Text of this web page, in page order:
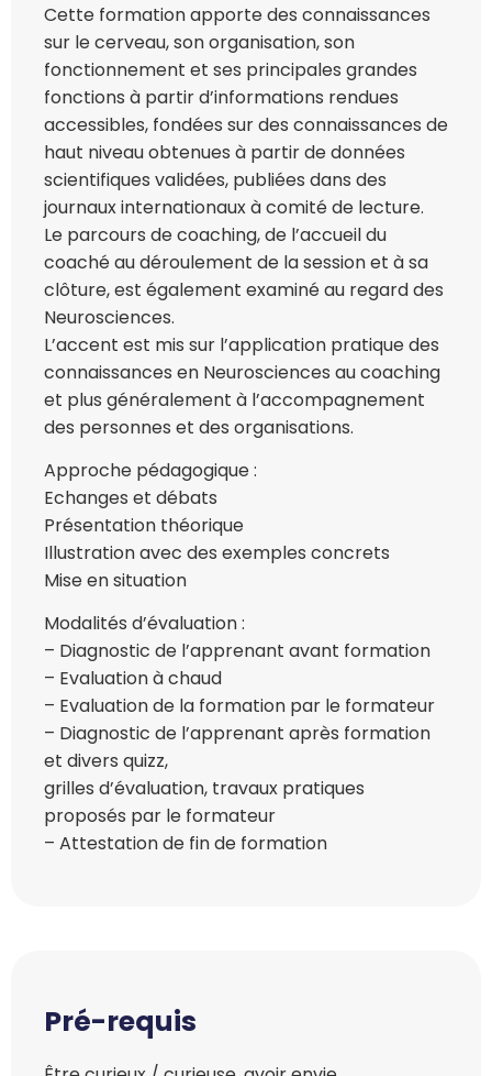
Cette formation apporte des connaissances
sur le cerveau, son organisation, son
fonctionnement et ses principales grandes
fonctions à partir d’informations rendues
accessibles, fondées sur des connaissances de
haut niveau obtenues à partir de données
scientifiques validées, publiées dans des
journaux internationaux à comité de lecture.
Le parcours de coaching, de l’accueil du
coaché au déroulement de la session et à sa
clôture, est également examiné au regard des
Neurosciences.
L’accent est mis sur l’application pratique des
connaissances en Neurosciences au coaching
et plus généralement à l’accompagnement
des personnes et des organisations.
Approche pédagogique :
Echanges et débats
Présentation théorique
Illustration avec des exemples concrets
Mise en situation
Modalités d’évaluation :
– Diagnostic de l’apprenant avant formation
– Evaluation à chaud
– Evaluation de la formation par le formateur
– Diagnostic de l’apprenant après formation
et divers quizz,
grilles d’évaluation, travaux pratiques
proposés par le formateur
– Attestation de fin de formation
Pré-requis